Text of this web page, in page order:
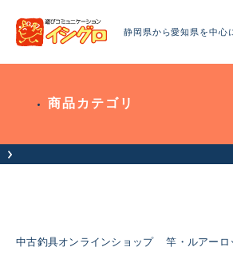
静岡県から愛知県を中心
商品カテゴリ
中古釣具オンラインショップ 竿・ルアーロ